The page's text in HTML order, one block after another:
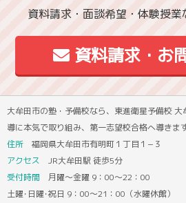
資料請求・面談希望・体験授業
資料請求・お
大牟田市の塾・予備校なら、東進衛星予備校
導に本気で取り組み、第一志望校合格へ導きま
住所 福岡県大牟田市有明町１丁目１−３
アクセス JR大牟田駅 徒歩5分
受付時間 月曜～金曜 9：00～22：00
土曜･日曜･祝日 9：00～21：00（水曜休館）